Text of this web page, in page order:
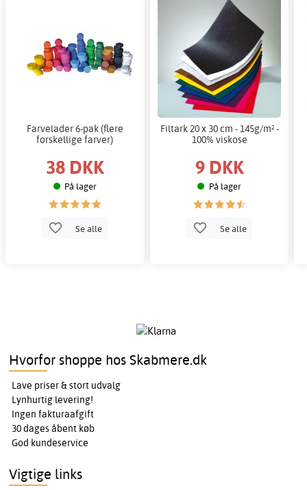
Farvelader 6-pak (flere
forskellige farver)
38 DKK
På lager
Se alle
Filtark 20 x 30 cm - 145g/m² -
100% viskose
9 DKK
På lager
Se alle
Hvorfor shoppe hos Skabmere.dk
Lave priser & stort udvalg
Lynhurtig levering!
Ingen fakturaafgift
30 dages åbent køb
God kundeservice
Vigtige links